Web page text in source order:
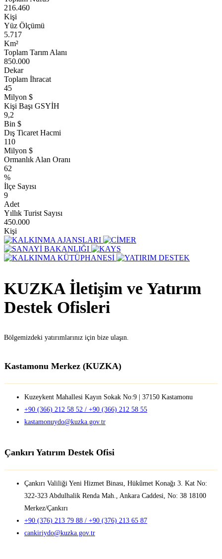
216.460
Kişi
Yüz Ölçümü
5.717
Km²
Toplam Tarım Alanı
850.000
Dekar
Toplam İhracat
45
Milyon $
Kişi Başı GSYİH
9,2
Bin $
Dış Ticaret Hacmi
110
Milyon $
Ormanlık Alan Oranı
62
%
İlçe Sayısı
9
Adet
Yıllık Turist Sayısı
450.000
Kişi
KUZKA İletişim ve Yatırım
Destek Ofisleri
Bölgemizdeki yatırımlarınız için bize ulaşın.
Kastamonu Merkez (KUZKA)
Kuzeykent Mahallesi Kayın Sokak No:9 | 37150 Kastamonu
+90 (366) 212 58 52 / +90 (366) 212 58 55
kastamonuydo@kuzka.gov.tr
Çankırı Yatırım Destek Ofisi
Çankırı Valiliği Yeni Hizmet Binası, Hükûmet Konağı 3. Kat No:
322-323 Abdulhalik Renda Mah., Ankara Caddesi, No: 38 18100
Merkez/Çankırı
+90 (376) 213 79 88 / +90 (376) 213 65 87
cankiriydo@kuzka.gov.tr